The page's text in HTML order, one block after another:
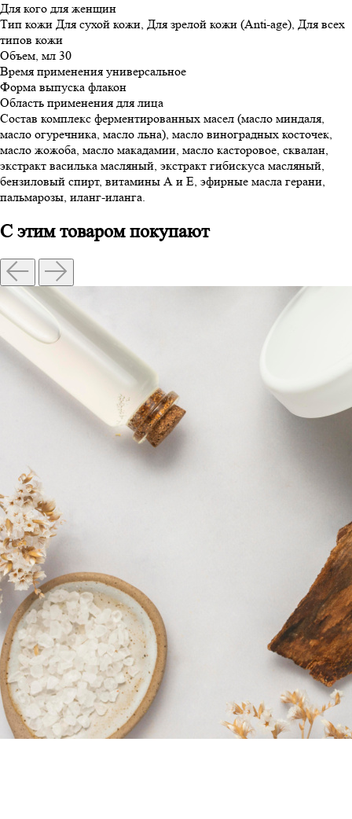
Для кого для женщин
Тип кожи Для сухой кожи, Для зрелой кожи (Anti-age), Для всех
типов кожи
Объем, мл 30
Время применения универсальное
Форма выпуска флакон
Область применения для лица
Состав комплекс ферментированных масел (масло миндаля,
масло огуречника, масло льна), масло виноградных косточек,
масло жожоба, масло макадамии, масло касторовое, сквалан,
экстракт василька масляный, экстракт гибискуса масляный,
бензиловый спирт, витамины А и Е, эфирные масла герани,
пальмарозы, иланг-иланга.
С этим товаром покупают